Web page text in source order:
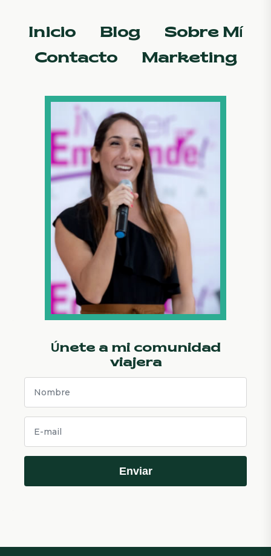
Inicio Blog
Sobre Mí
Contacto
Marketing
Únete a mi comunidad
viajera
Enviar